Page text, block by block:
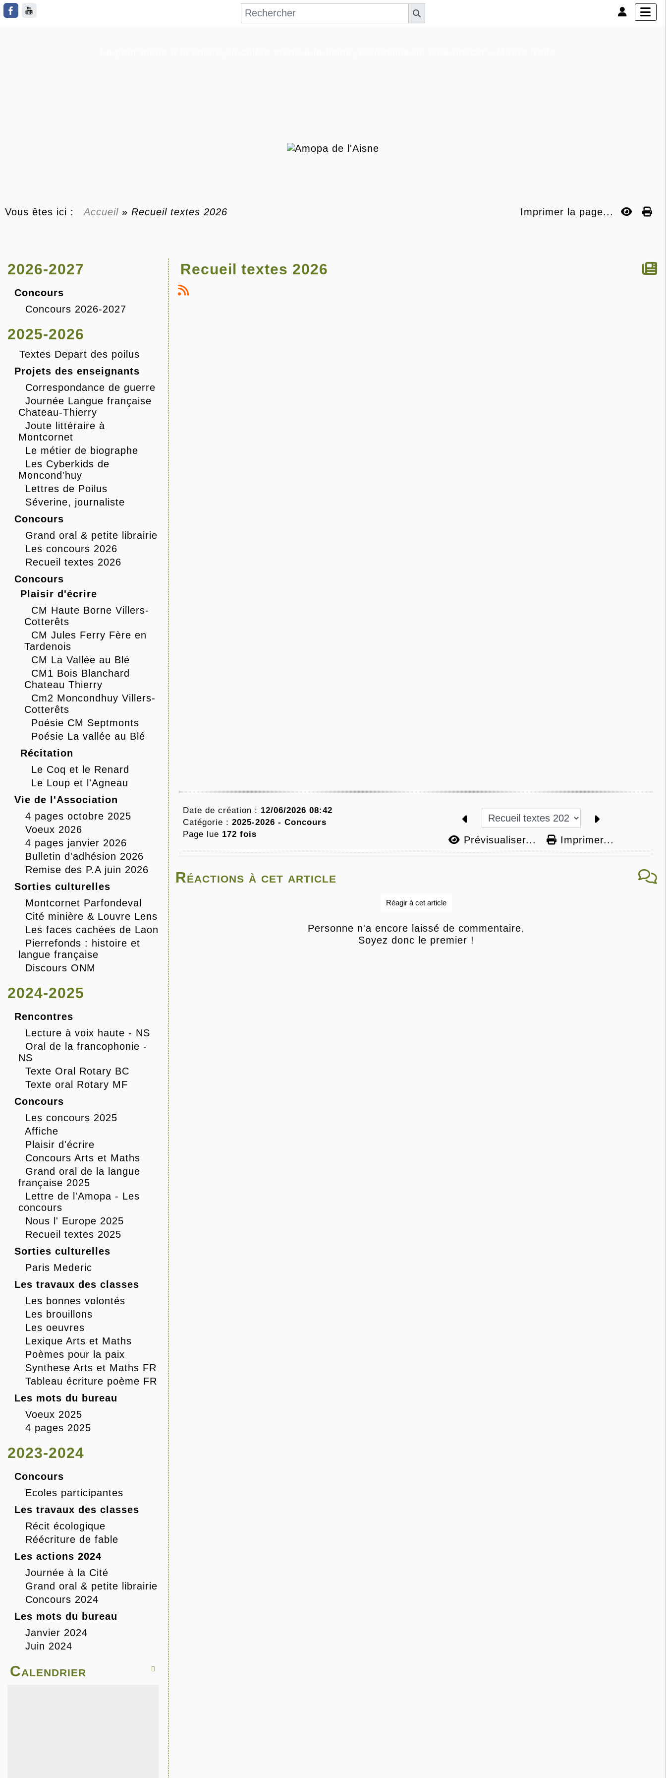
Vous êtes ici : Accueil » Recueil textes 2026 Imprimer la page...
2026-2027
Concours
Concours 2026-2027
2025-2026
Textes Depart des poilus
Projets des enseignants
Correspondance de guerre
Journée Langue française
Chateau-Thierry
Joute littéraire à
Montcornet
Le métier de biographe
Les Cyberkids de
Moncond'huy
Lettres de Poilus
Séverine, journaliste
Concours
Grand oral & petite librairie
Les concours 2026
Recueil textes 2026
Concours
Plaisir d'écrire
CM Haute Borne Villers-
Cotterêts
CM Jules Ferry Fère en
Tardenois
CM La Vallée au Blé
CM1 Bois Blanchard
Chateau Thierry
Cm2 Moncondhuy Villers-
Cotterêts
Poésie CM Septmonts
Poésie La vallée au Blé
Récitation
Le Coq et le Renard
Le Loup et l'Agneau
Vie de l'Association
4 pages octobre 2025
Voeux 2026
4 pages janvier 2026
Bulletin d'adhésion 2026
Remise des P.A juin 2026
Sorties culturelles
Montcornet Parfondeval
Cité minière & Louvre Lens
Les faces cachées de Laon
Pierrefonds : histoire et
langue française
Discours ONM
2024-2025
Rencontres
Lecture à voix haute - NS
Oral de la francophonie -
NS
Texte Oral Rotary BC
Texte oral Rotary MF
Concours
Les concours 2025
Affiche
Plaisir d'écrire
Concours Arts et Maths
Grand oral de la langue
française 2025
Lettre de l'Amopa - Les
concours
Nous l' Europe 2025
Recueil textes 2025
Sorties culturelles
Paris Mederic
Les travaux des classes
Les bonnes volontés
Les brouillons
Les oeuvres
Lexique Arts et Maths
Poèmes pour la paix
Synthese Arts et Maths FR
Tableau écriture poème FR
Les mots du bureau
Voeux 2025
4 pages 2025
2023-2024
Concours
Ecoles participantes
Les travaux des classes
Récit écologique
Réécriture de fable
Les actions 2024
Journée à la Cité
Grand oral & petite librairie
Concours 2024
Les mots du bureau
Janvier 2024
Juin 2024

Calendrier
Recueil textes 2026
Date de création : 12/06/2026 08:42
Catégorie : 2025-2026 - Concours
Page lue 172 fois
Prévisualiser... Imprimer...
Réactions à cet article
Réagir à cet article
Personne n'a encore laissé de commentaire.
Soyez donc le premier !